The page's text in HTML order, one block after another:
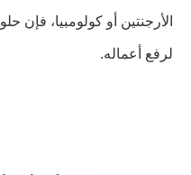
لرفع أعماله.